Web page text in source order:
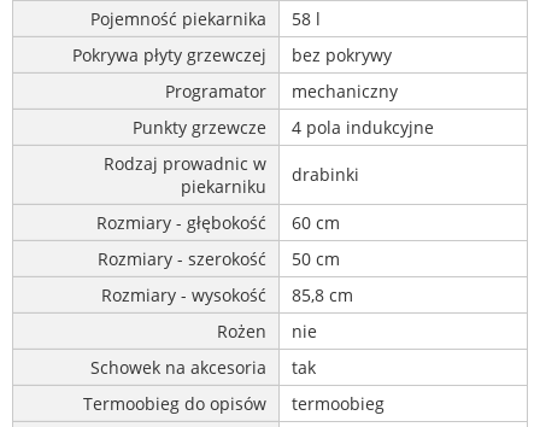
Pojemność piekarnika
58 l
Pokrywa płyty grzewczej
bez pokrywy
Programator
mechaniczny
Punkty grzewcze
4 pola indukcyjne
Rodzaj prowadnic w
piekarniku
drabinki
Rozmiary - głębokość
60 cm
Rozmiary - szerokość
50 cm
Rozmiary - wysokość
85,8 cm
Rożen
nie
Schowek na akcesoria
tak
Termoobieg do opisów
termoobieg